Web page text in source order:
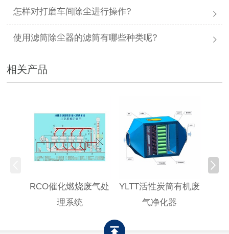
怎样对打磨车间除尘进行操作?
使用滤筒除尘器的滤筒有哪些种类呢?
相关产品
RCO催化燃烧废气处
理系统
YLTT活性炭筒有机废
气净化器